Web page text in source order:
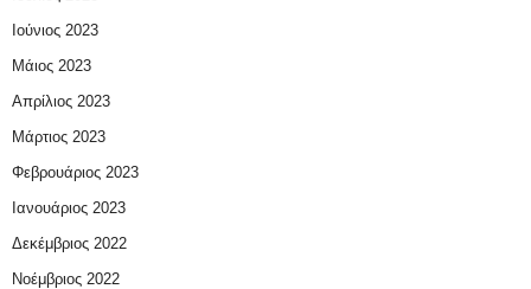
Ιούνιος 2023
Μάιος 2023
Απρίλιος 2023
Μάρτιος 2023
Φεβρουάριος 2023
Ιανουάριος 2023
Δεκέμβριος 2022
Νοέμβριος 2022